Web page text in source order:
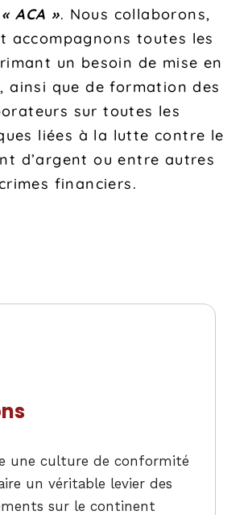
« ACA ». Nous collaborons,
accompagnons toutes les
un besoin de mise en
ainsi que de formation des
sur toutes les
liées à la lutte contre le
d’argent ou entre autres
financiers.
une culture de conformité
un véritable levier des
sur le continent
Home